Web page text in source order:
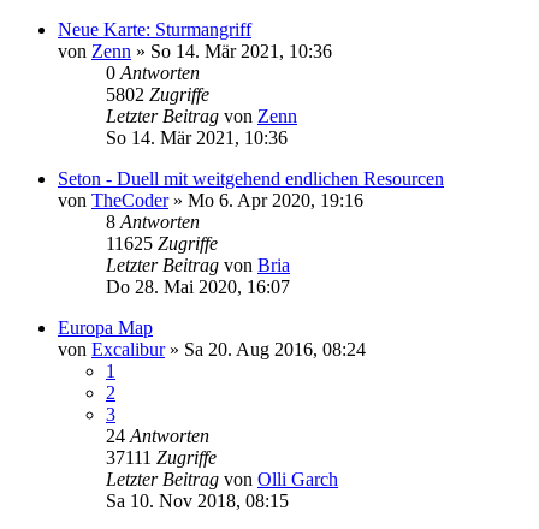
Neue Karte: Sturmangriff
von Zenn » So 14. Mär 2021, 10:36
0 Antworten
5802 Zugriffe
Letzter Beitrag von Zenn
So 14. Mär 2021, 10:36
Seton - Duell mit weitgehend endlichen Resourcen
von TheCoder» Mo 6. Apr 2020, 19:16
8 Antworten
11625 Zugriffe
Letzter Beitrag von Bria
Do 28. Mai 2020, 16:07
Europa Map
von Excalibur» Sa 20. Aug 2016, 08:24
1
2
3
24 Antworten
37111 Zugriffe
Letzter Beitrag von Olli Garch
Sa 10. Nov 2018, 08:15